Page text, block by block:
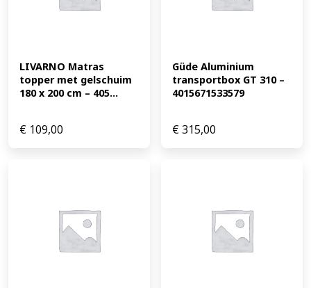
LIVARNO Matras
topper met gelschuim
180 x 200 cm – 405...
€ 109,00
Güde Aluminium
transportbox GT 310 –
4015671533579
€315,00